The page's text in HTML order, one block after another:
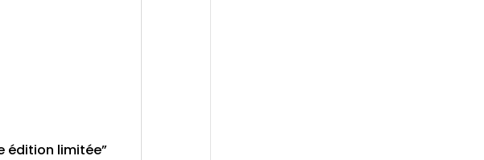
édition limitée”